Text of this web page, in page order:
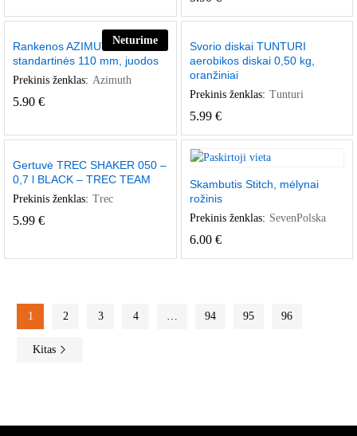
Neturime
Rankenos AZIMUT ovalios
standartinės 110 mm, juodos
Prekinis ženklas: Azimuth
5.90 €
Svorio diskai TUNTURI
aerobikos diskai 0,50 kg,
oranžiniai
Prekinis ženklas: Tunturi
5.99 €
Gertuvė TREC SHAKER 050 –
0,7 l BLACK – TREC TEAM
Prekinis ženklas: Trec
5.99 €
Skambutis Stitch, mėlynai
rožinis
Prekinis ženklas: SevenPolska
6.00 €
1 2 3 4 … 94 95 96
Kitas